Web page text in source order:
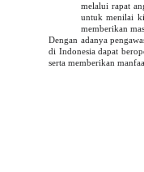
melalui rapat
untuk menilai
memberikan
Dengan adanya
di Indonesia dapat
serta memberikan